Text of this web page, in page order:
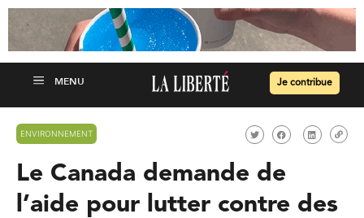
Je contribue
ENVIRONNEMENT
Le Canada demande de
l’aide pour lutter contre des